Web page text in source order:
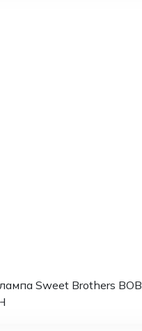
Sweet Brothers BOB